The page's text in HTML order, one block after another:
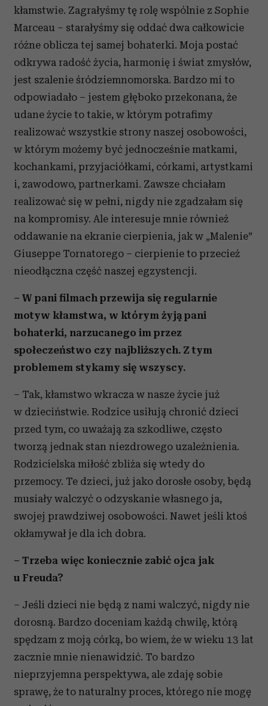
kłamstwie. Zagrałyśmy tę rolę wspólnie z Sophie
Marceau – starałyśmy się oddać dwa całkowicie
różne oblicza tej samej bohaterki. Moja postać
odkrywa radość życia, harmonię i świat zmysłów,
jest szalenie śródziemnomorska. Bardzo mi to
odpowiadało – jestem głęboko przekonana, że
udane życie to takie, w którym potrafimy
realizować wszystkie strony naszej osobowości,
w którym możemy być jednocześnie matkami,
kochankami, przyjaciółkami, córkami, artystkami
i, zawodowo, partnerkami. Zawsze chciałam
realizować się w pełni, nigdy nie zgadzałam się
na kompromisy. Ale interesuje mnie również
oddawanie na ekranie cierpienia, jak w „Malenie”
Giuseppe Tornatorego – cierpienie to przecież
nieodłączna część naszej egzystencji.
– W pani filmach przewija się regularnie
motyw kłamstwa, w którym żyją pani
bohaterki, narzucanego im przez
społeczeństwo czy najbliższych. Z tym
problemem stykamy się wszyscy.
– Tak, kłamstwo wkracza w nasze życie już
w dzieciństwie. Rodzice usiłują chronić dzieci
przed tym, co uważają za szkodliwe, często
tworzą jednak stan niezdrowego uzależnienia.
Rodzicielska miłość zbliża się wtedy do
przemocy. Te dzieci, już jako dorosłe osoby, będą
musiały walczyć o odzyskanie własnego ja,
swojej prawdziwej osobowości. Nawet jeśli ktoś
okłamywał je dla ich dobra.
– Trzeba więc koniecznie zabić ojca jak
u Freuda?
– Jeśli dzieci nie będą z nami walczyć, nigdy nie
dorosną. Bardzo doceniam każdą chwilę, którą
spędzam z moją córką, bo wiem, że w wieku 13 lat
zacznie mnie nienawidzić. To bardzo
nieprzyjemna perspektywa, ale zdaję sobie
sprawę, że to naturalny proces, którego nie mogę